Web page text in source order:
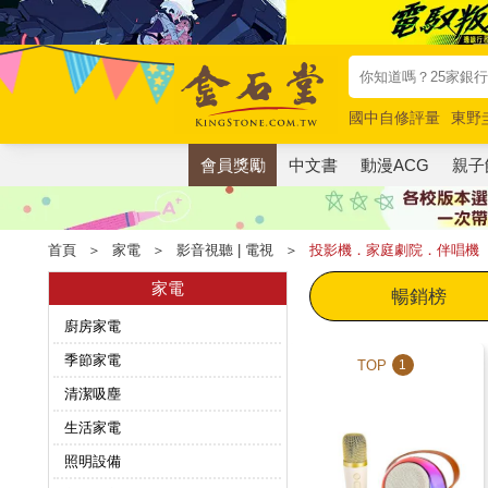
國中自修評量
東野
唯紅花綻放
奧德賽
會員獎勵 中文書 動漫ACG 親
首頁 ＞ 家電 ＞ 影音視聽 | 電視 ＞ 投影機．家庭劇院．伴唱機
家電
廚房家電
季節家電
清潔吸塵
生活家電
照明設備
暢銷榜
TOP 1